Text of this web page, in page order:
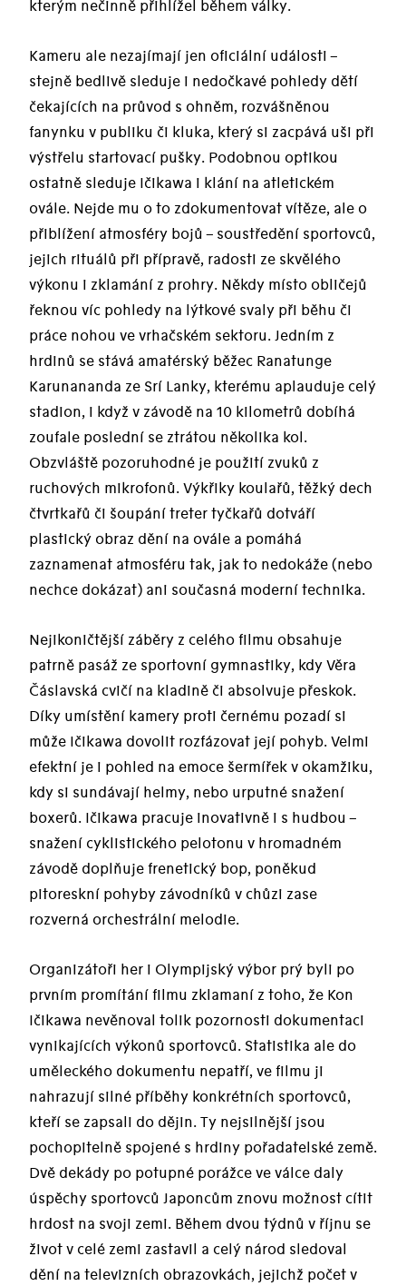
kterým nečinně přihlížel během války.
Kameru ale nezajímají jen oficiální události –
stejně bedlivě sleduje i nedočkavé pohledy dětí
čekajících na průvod s ohněm, rozvášněnou
fanynku v publiku či kluka, který si zacpává uši při
výstřelu startovací pušky. Podobnou optikou
ostatně sleduje Ičikawa i klání na atletickém
ovále. Nejde mu o to zdokumentovat vítěze, ale o
přiblížení atmosféry bojů – soustředění sportovců,
jejich rituálů při přípravě, radosti ze skvělého
výkonu i zklamání z prohry. Někdy místo obličejů
řeknou víc pohledy na lýtkové svaly při běhu či
práce nohou ve vrhačském sektoru. Jedním z
hrdinů se stává amatérský běžec Ranatunge
Karunananda ze Srí Lanky, kterému aplauduje celý
stadion, i když v závodě na 10 kilometrů dobíhá
zoufale poslední se ztrátou několika kol.
Obzvláště pozoruhodné je použití zvuků z
ruchových mikrofonů. Výkřiky koulařů, těžký dech
čtvrtkařů či šoupání treter tyčkařů dotváří
plastický obraz dění na ovále a pomáhá
zaznamenat atmosféru tak, jak to nedokáže (nebo
nechce dokázat) ani současná moderní technika.
Nejikoničtější záběry z celého filmu obsahuje
patrně pasáž ze sportovní gymnastiky, kdy Věra
Čáslavská cvičí na kladině či absolvuje přeskok.
Díky umístění kamery proti černému pozadí si
může Ičikawa dovolit rozfázovat její pohyb. Velmi
efektní je i pohled na emoce šermířek v okamžiku,
kdy si sundávají helmy, nebo urputné snažení
boxerů. Ičikawa pracuje inovativně i s hudbou –
snažení cyklistického pelotonu v hromadném
závodě doplňuje frenetický bop, poněkud
pitoreskní pohyby závodníků v chůzi zase
rozverná orchestrální melodie.
Organizátoři her i Olympijský výbor prý byli po
prvním promítání filmu zklamaní z toho, že Kon
Ičikawa nevěnoval tolik pozornosti dokumentaci
vynikajících výkonů sportovců. Statistika ale do
uměleckého dokumentu nepatří, ve filmu ji
nahrazují silné příběhy konkrétních sportovců,
kteří se zapsali do dějin. Ty nejsilnější jsou
pochopitelně spojené s hrdiny pořadatelské země.
Dvě dekády po potupné porážce ve válce daly
úspěchy sportovců Japoncům znovu možnost cítit
hrdost na svoji zemi. Během dvou týdnů v říjnu se
život v celé zemi zastavil a celý národ sledoval
dění na televizních obrazovkách, jejichž počet v